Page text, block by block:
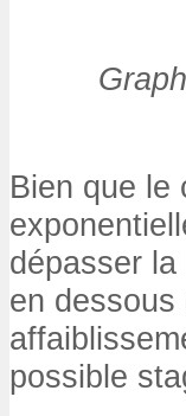
Bien que le
dépasser
en
possible